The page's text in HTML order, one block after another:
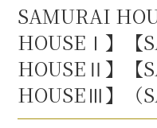
名古屋＜清正＞観
SAMURAI
HOUSEⅠ】【
HOUSEⅡ】【
HOUSEⅢ】（